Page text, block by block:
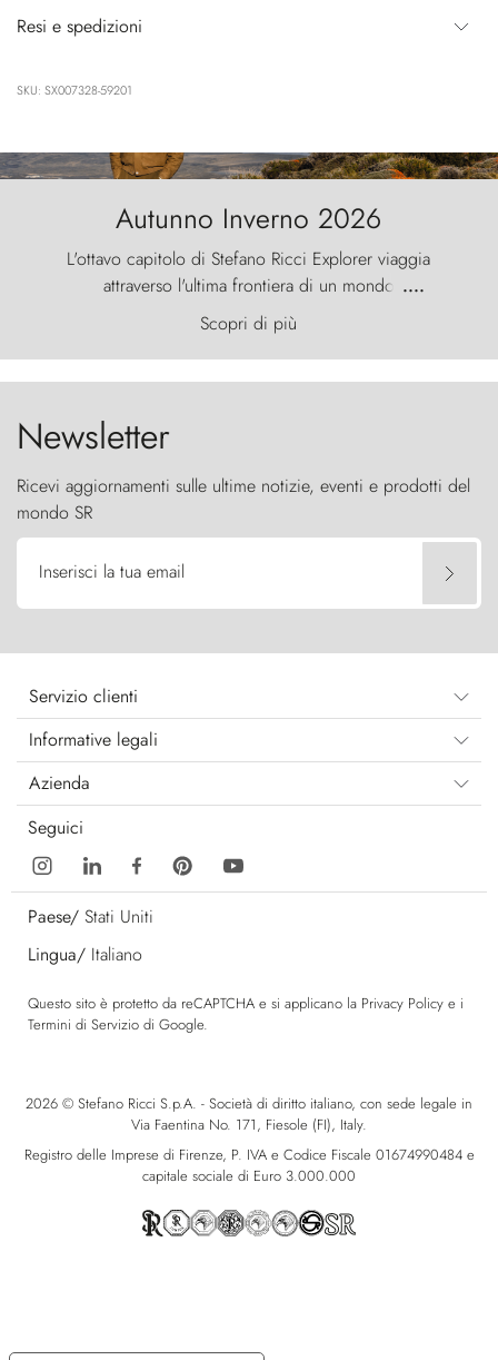
Resi e spedizioni
SKU: SX007328-59201
Autunno Inverno 2026
L'ottavo capitolo di Stefano Ricci Explorer viaggia
attraverso l'ultima frontiera di un mondo
primordiale, dove il vento scolpisce la natura con
furia ancestrale e le Torres del Paine sfidano il
cielo come sentinelle di pietra.
....
Scopri di più
Newsletter
Ricevi aggiornamenti sulle ultime notizie, eventi e prodotti del
mondo SR
Inserisci la tua email
Servizio clienti
Informative legali
Azienda
Seguici
Paese/ Stati Uniti
Lingua/ Italiano
Questo sito è protetto da reCAPTCHA e si applicano la Privacy Policy e i
Termini di Servizio di Google.
2026 © Stefano Ricci S.p.A. - Società di diritto italiano, con sede legale in
Via Faentina No. 171, Fiesole (FI), Italy.
Registro delle Imprese di Firenze, P. IVA e Codice Fiscale 01674990484 e
capitale sociale di Euro 3.000.000